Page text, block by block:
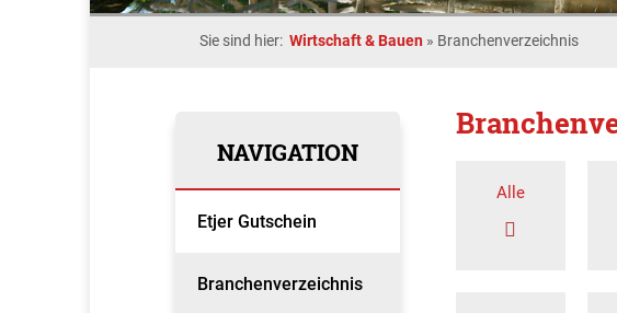
Sie sind hier: Wirtschaft & Bauen » Branchenverzeichnis
NAVIGATION
Etjer Gutschein
Branchenverzeichnis
Alle